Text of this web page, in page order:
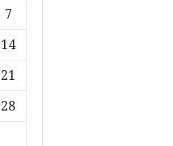
7
14
21
28